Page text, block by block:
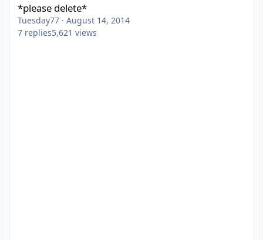
*please delete*
Tuesday77 · August 14, 2014
7 replies5,621 views